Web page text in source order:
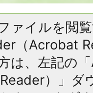
ァイルを閲
（Acrobat
は、左記の
）」ダ